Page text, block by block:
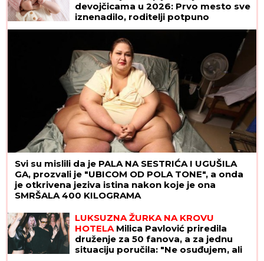
devojčicama u 2026: Prvo mesto sve
iznenadilo, roditelji potpuno
promenili favorite
Svi su mislili da je PALA NA SESTRIĆA I UGUŠILA
GA, prozvali je "UBICOM OD POLA TONE", a onda
je otkrivena jeziva istina nakon koje je ona
SMRŠALA 400 KILOGRAMA
LUKSUZNA ŽURKA NA KROVU
HOTELAMilica Pavlović priredila
druženje za 50 fanova, a za jednu
situaciju poručila: "Ne osuđujem, ali